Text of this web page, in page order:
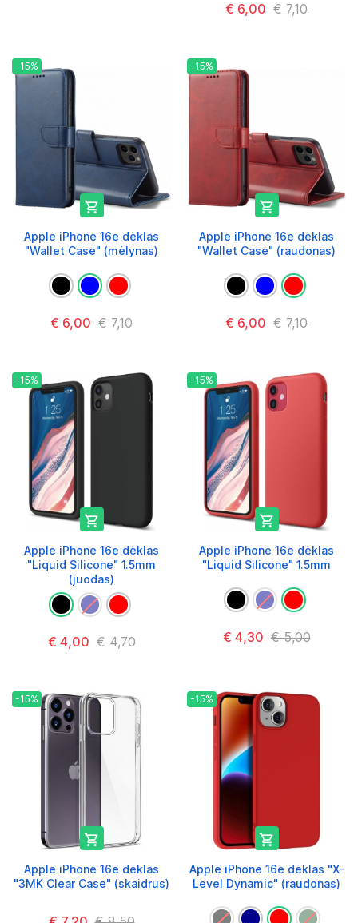
€ 6,00 € 7,10
-15%

Apple iPhone 16e dėklas
"Wallet Case" (mėlynas)
€ 6,00 € 7,10
-15%

Apple iPhone 16e dėklas
"Wallet Case" (raudonas)
€ 6,00 € 7,10
-15%

Apple iPhone 16e dėklas
"Liquid Silicone" 1.5mm
(juodas)
€ 4,00 € 4,70
-15%

Apple iPhone 16e dėklas
"Liquid Silicone" 1.5mm
€ 4,30 € 5,00
-15%

Apple iPhone 16e dėklas
"3MK Clear Case" (skaidrus)
-15%

Apple iPhone 16e dėklas "X-
Level Dynamic" (raudonas)